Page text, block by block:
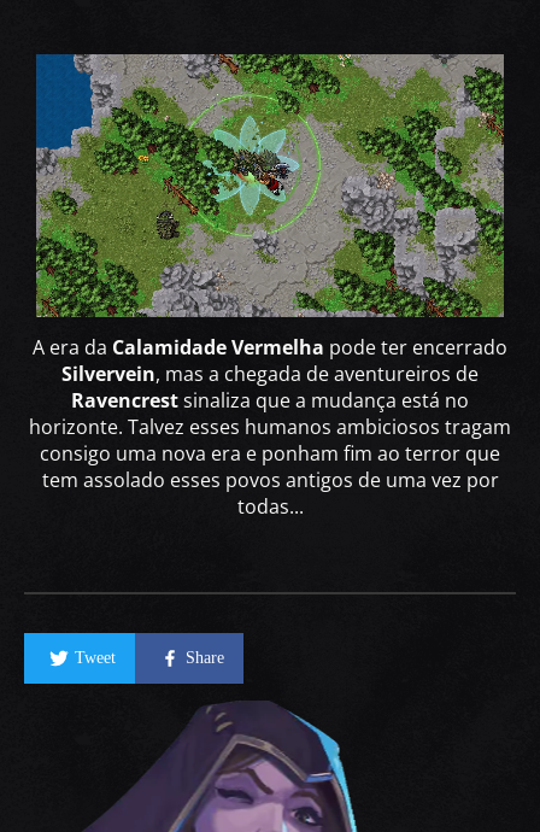
A era da Calamidade Vermelha pode ter encerrado
Silvervein, mas a chegada de aventureiros de
Ravencrestsinaliza que a mudança está no
horizonte. Talvez esses humanos ambiciosos tragam
consigo uma nova era e ponham fim ao terror que
tem assolado esses povos antigos de uma vez por
todas...
Tweet Share